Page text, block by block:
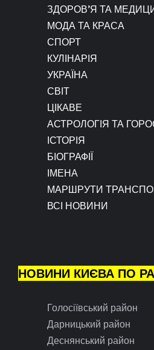
ЗДОРОВ’Я ТА
МОДА ТА КРАСА
СПОРТ
КУЛІНАРІЯ
УКРАЇНА
СВІТ
ЦІКАВЕ
АСТРОЛОГІЯ ТА
ІСТОРІЯ
БІОГРАФІЇ
ІМЕНА
МАРШРУТИ
ВСІ НОВИНИ
НОВИНИ КИЄВА ПО
Голосіївський район
Дарницький район
Деснянський район